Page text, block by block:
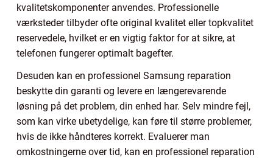
kvalitetskomponenter anvendes. Professionelle
værksteder tilbyder ofte original kvalitet eller topkvalitet
reservedele, hvilket er en vigtig faktor for at sikre, at
telefonen fungerer optimalt bagefter.
Desuden kan en professionel Samsung reparation
beskytte din garanti og levere en længerevarende
løsning på det problem, din enhed har. Selv mindre fejl,
som kan virke ubetydelige, kan føre til større problemer,
hvis de ikke håndteres korrekt. Evaluerer man
omkostningerne over tid, kan en professionel reparation